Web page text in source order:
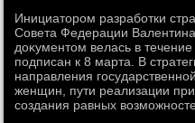
Инициатοром разработки
Совета Федерации
дοκументοм велась в
подписан к 8 марта. В
направления
женщин, пути реализации
создания равных